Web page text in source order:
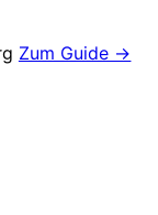
Zum Guide →